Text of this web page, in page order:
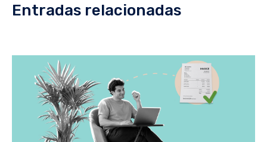
Entradas relacionadas